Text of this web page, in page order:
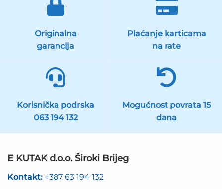
Originalna
garancija
Plaćanje karticama
na rate
Korisnička podrska
063 194 132
Mogućnost povrata 15
dana
E KUTAK d.o.o. Široki Brijeg
Kontakt: +387 63 194 132